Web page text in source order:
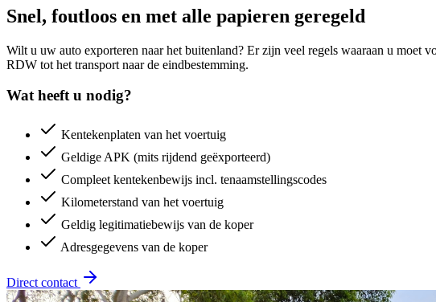
Snel, foutloos en met alle papieren geregeld
Wilt u uw auto exporteren naar het buitenland? Er zijn veel regels waaraan u
RDW tot het transport naar de eindbestemming.
Wat heeft u nodig?
Kentekenplaten van het voertuig
Geldige APK (mits rijdend geëxporteerd)
Compleet kentekenbewijs incl. tenaamstellingscodes
Kilometerstand van het voertuig
Geldig legitimatiebewijs van de koper
Adresgegevens van de koper
Direct contact